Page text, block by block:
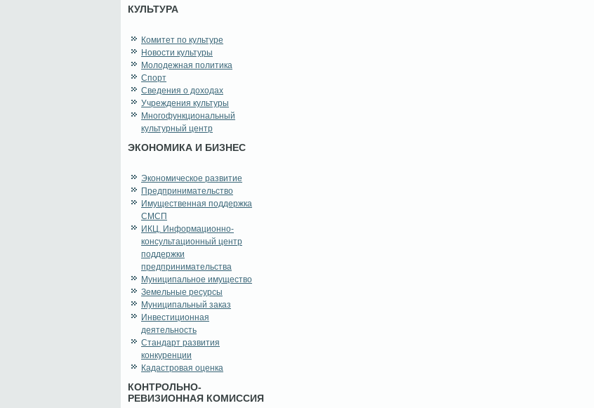
КУЛЬТУРА
Комитет по культуре
Новости культуры
Молодежная политика
Спорт
Сведения о доходах
Учреждения культуры
Многофункциональный
культурный центр
ЭКОНОМИКА И БИЗНЕС
Экономическое развитие
Предпринимательство
Имущественная поддержка
СМСП
ИКЦ. Информационно-
консультационный центр
поддержки
предпринимательства
Муниципальное имущество
Земельные ресурсы
Муниципальный заказ
Инвестиционная
деятельность
Стандарт развития
конкуренции
Кадастровая оценка
КОНТРОЛЬНО-
РЕВИЗИОННАЯ КОМИССИЯ